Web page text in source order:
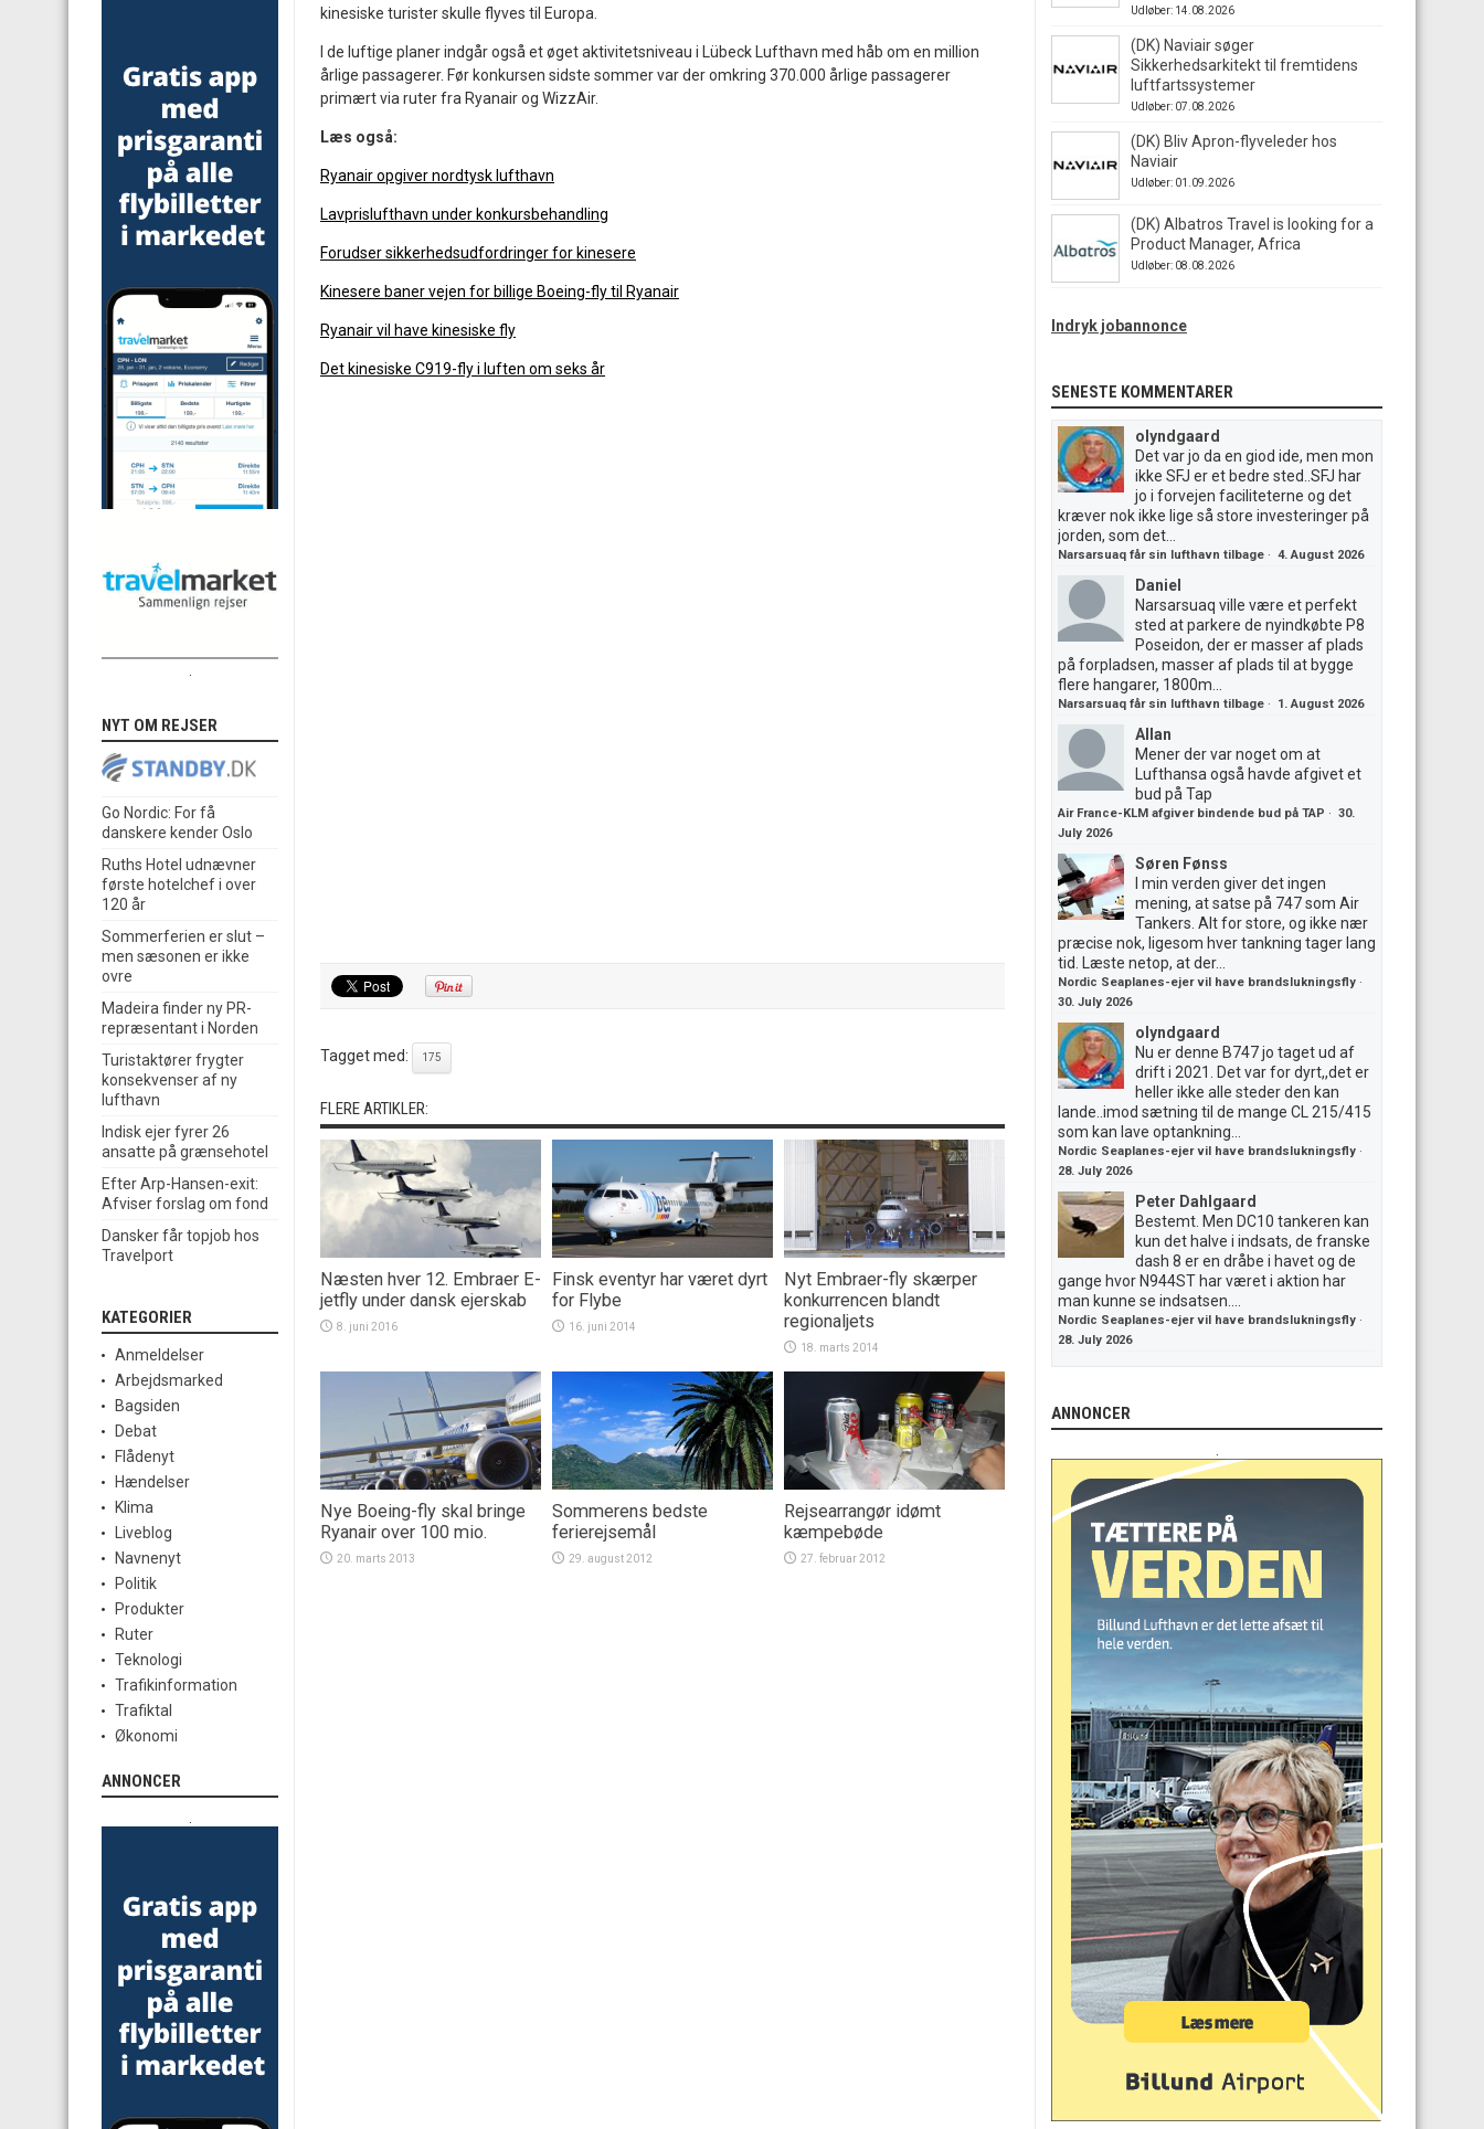
kinesiske turister skulle flyves til Europa.
I de luftige planer indgår også et øget aktivitetsniveau i Lübeck Lufthavn med håb om en million
årlige passagerer. Før konkursen sidste sommer var der omkring 370.000 årlige passagerer
primært via ruter fra Ryanair og WizzAir.
Læs også:
Ryanair opgiver nordtysk lufthavn
Lavprislufthavn under konkursbehandling
Forudser sikkerhedsudfordringer for kinesere
Kinesere baner vejen for billige Boeing-fly til Ryanair
Ryanair vil have kinesiske fly
Det kinesiske C919-fly i luften om seks år
Tagget med: 175
FLERE ARTIKLER:
Næsten hver 12. Embraer E-
jetfly under dansk ejerskab
8. juni 2016
Finsk eventyr har været dyrt
for Flybe
16. juni 2014
Nyt Embraer-fly skærper
konkurrencen blandt
regionaljets
18. marts 2014
Nye Boeing-fly skal bringe
Ryanair over 100 mio.
20. marts 2013
Sommerens bedste
ferierejsemål
29. august 2012
Rejsearrangør idømt
kæmpebøde
27. februar 2012
NYT OM REJSER
Go Nordic: For få
danskere kender Oslo
Ruths Hotel udnævner
første hotelchef i over
120 år
Sommerferien er slut –
men sæsonen er ikke
ovre
Madeira finder ny PR-
repræsentant i Norden
Turistaktører frygter
konsekvenser af ny
lufthavn
Indisk ejer fyrer 26
ansatte på grænsehotel
Efter Arp-Hansen-exit:
Afviser forslag om fond
Dansker får topjob hos
Travelport
KATEGORIER
Anmeldelser
Arbejdsmarked
Bagsiden
Debat
Flådenyt
Hændelser
Klima
Liveblog
Navnenyt
Politik
Produkter
Ruter
Teknologi
Trafikinformation
Trafiktal
Økonomi
ANNONCER
Udløber: 14.08.2026
(DK) Naviair søger
Sikkerhedsarkitekt til fremtidens
luftfartssystemer
Udløber: 07.08.2026
(DK) Bliv Apron-flyveleder hos
Naviair
Udløber: 01.09.2026
(DK) Albatros Travel is looking for a
Product Manager, Africa
Udløber: 08.08.2026
Indryk jobannonce
SENESTE KOMMENTARER
olyndgaard
Det var jo da en giod ide, men mon
ikke SFJ er et bedre sted..SFJ har
jo i forvejen faciliteterne og det
kræver nok ikke lige så store investeringer på
jorden, som det...
Narsarsuaq får sin lufthavn tilbage · 4. August 2026
Daniel
Narsarsuaq ville være et perfekt
sted at parkere de nyindkøbte P8
Poseidon, der er masser af plads
på forpladsen, masser af plads til at bygge
flere hangarer, 1800m...
Narsarsuaq får sin lufthavn tilbage · 1. August 2026
Allan
Mener der var noget om at
Lufthansa også havde afgivet et
bud på Tap
Air France-KLM afgiver bindende bud på TAP · 30.
July 2026
Søren Fønss
I min verden giver det ingen
mening, at satse på 747 som Air
Tankers. Alt for store, og ikke nær
præcise nok, ligesom hver tankning tager lang
tid. Læste netop, at der...
Nordic Seaplanes-ejer vil have brandslukningsfly ·
30. July 2026
olyndgaard
Nu er denne B747 jo taget ud af
drift i 2021. Det var for dyrt,,det er
heller ikke alle steder den kan
lande..imod sætning til de mange CL 215/415
som kan lave optankning...
Nordic Seaplanes-ejer vil have brandslukningsfly ·
28. July 2026
Peter Dahlgaard
Bestemt. Men DC10 tankeren kan
kun det halve i indsats, de franske
dash 8 er en dråbe i havet og de
gange hvor N944ST har været i aktion har
man kunne se indsatsen....
Nordic Seaplanes-ejer vil have brandslukningsfly ·
28. July 2026
ANNONCER